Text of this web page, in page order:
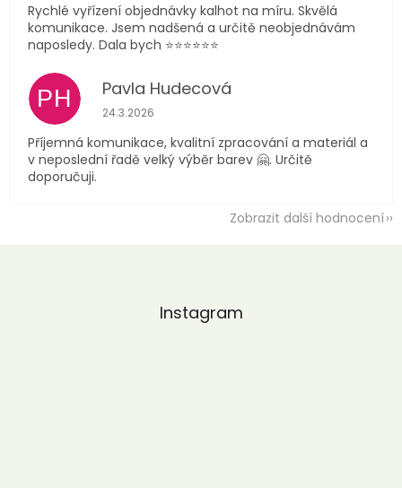
Rychlé vyřízení objednávky kalhot na míru. Skvělá
komunikace. Jsem nadšená a určitě neobjednávám
naposledy. Dala bych ⭐️⭐️⭐️⭐️⭐️⭐️
PH Pavla Hudecová
Hodnocení obchodu je 5 z 5 hvězdiček.
24.3.2026
Příjemná komunikace, kvalitní zpracování a materiál a
v neposlední řadě velký výběr barev 🤗. Určitě
doporučuji.
Zobrazit další hodnocení
Instagram